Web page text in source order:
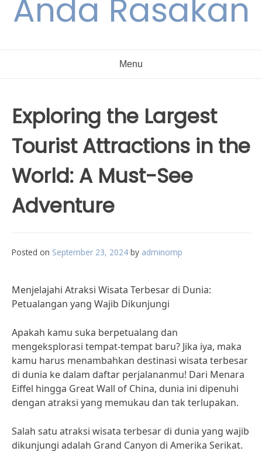
Anda Rasakan
Menu
Exploring the Largest
Tourist Attractions in the
World: A Must-See
Adventure
Posted on September 23, 2024 by adminomp
Menjelajahi Atraksi Wisata Terbesar di Dunia:
Petualangan yang Wajib Dikunjungi
Apakah kamu suka berpetualang dan
mengeksplorasi tempat-tempat baru? Jika iya, maka
kamu harus menambahkan destinasi wisata terbesar
di dunia ke dalam daftar perjalananmu! Dari Menara
Eiffel hingga Great Wall of China, dunia ini dipenuhi
dengan atraksi yang memukau dan tak terlupakan.
Salah satu atraksi wisata terbesar di dunia yang wajib
dikunjungi adalah Grand Canyon di Amerika Serikat.